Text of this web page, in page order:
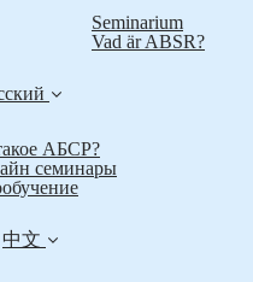
Seminarium
Vad är ABSR?
АБСР?
семинары
中文